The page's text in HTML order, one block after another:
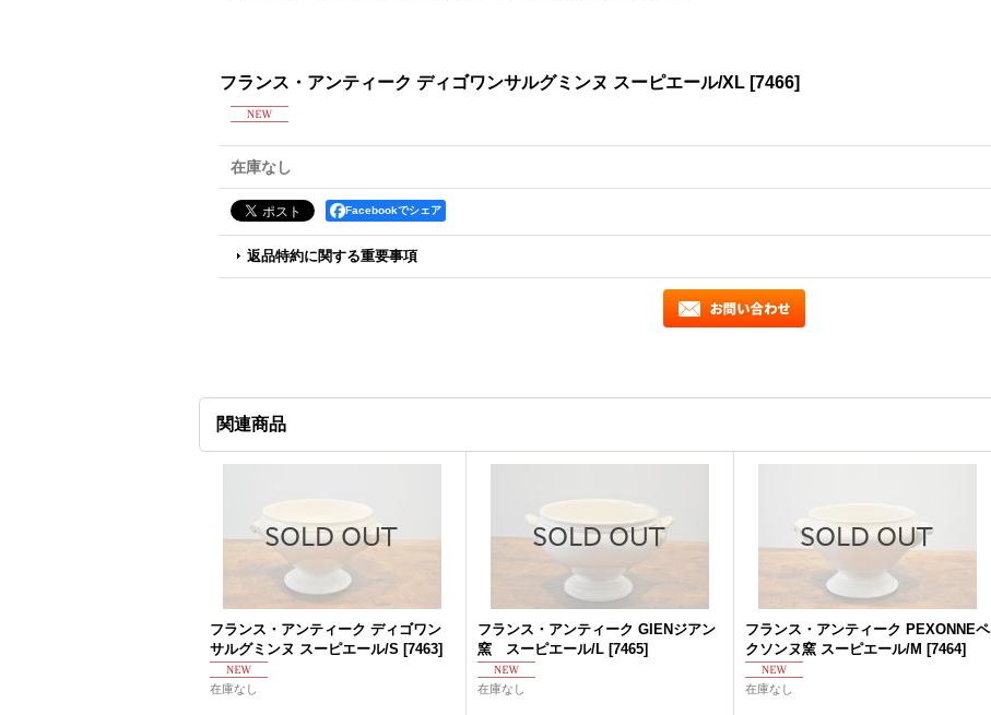
フランス・アンティーク ディゴワンサルグミンヌ スーピエール/XL [7466]
在庫なし
Facebookでシェア
返品特約に関する重要事項
関連商品
フランス・アンティーク ディゴワン
サルグミンヌ スーピエール/S [7463]
在庫なし
フランス・アンティーク GIENジアン
窯 スーピエール/L [7465]
在庫なし
フランス・アンティーク PEXONNEペ
クソンヌ窯 スーピエール/M [7464]
在庫なし